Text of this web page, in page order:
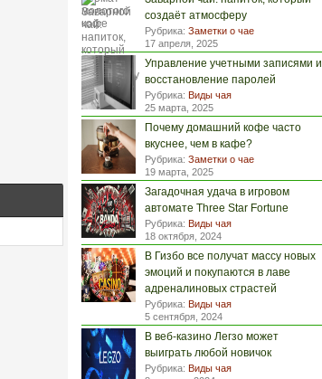
создаёт атмосферу
Рубрика: Заметки о чае
17 апреля, 2025
Управление учетными записями и
восстановление паролей
Рубрика: Виды чая
25 марта, 2025
Почему домашний кофе часто
вкуснее, чем в кафе?
Рубрика: Заметки о чае
19 марта, 2025
Загадочная удача в игровом
автомате Three Star Fortune
Рубрика: Виды чая
18 октября, 2024
В Гизбо все получат массу новых
эмоций и покупаются в лаве
адреналиновых страстей
Рубрика: Виды чая
5 сентября, 2024
В веб-казино Легзо может
выиграть любой новичок
Рубрика: Виды чая